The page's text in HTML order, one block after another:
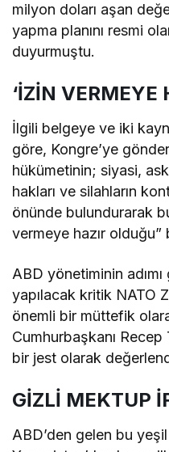
milyon doları aşan
yapma planını resmi
duyurmuştu.
‘İZİN VERMEYE
İlgili belgeye ve iki
göre, Kongre’ye
hükümetinin; siyasi,
hakları ve silahların
önünde bulundurarak
vermeye hazır olduğu”
ABD yönetiminin
yapılacak kritik NATO
önemli bir müttefik
Cumhurbaşkanı
bir jest olarak
GİZLİ MEKTUP
ABD’den gelen bu yeşil